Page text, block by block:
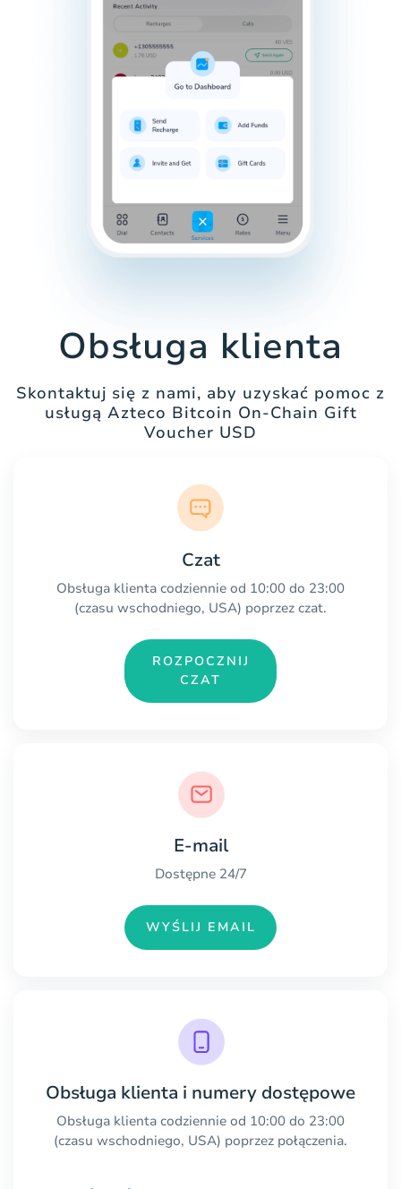
Obsługa klienta
Skontaktuj się z nami, aby uzyskać pomoc z
usługą Azteco Bitcoin On-Chain Gift
Voucher USD
Czat
Obsługa klienta codziennie od 10:00 do 23:00
(czasu wschodniego, USA) poprzez czat.
ROZPOCZNIJ
CZAT
E-mail
Dostępne 24/7
WYŚLIJ EMAIL
Obsługa klienta i numery dostępowe
Obsługa klienta codziennie od 10:00 do 23:00
(czasu wschodniego, USA) poprzez połączenia.